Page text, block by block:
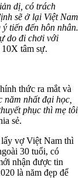
dị, có trách
sẽ ở lại Việt Nam
tiến đến hôn nhân.
do đi chơi với
10X tâm sự.
thức ra mắt và
nhất đại học,
phục thì mẹ tôi
sẻ.
vợ Việt Nam thì
30 tuổi, có
nhận được tin
là năm đẹp để